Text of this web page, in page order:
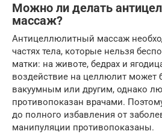
Можно ли делать
массаж?
Антицеллюлитный массаж
частях тела, которые нельзя
матки: на животе, бедрах и
воздействие на целлюлит может
вакуумным или другим, однако
противопоказан врачами.
до полного избавления от
манипуляции противопоказаны.